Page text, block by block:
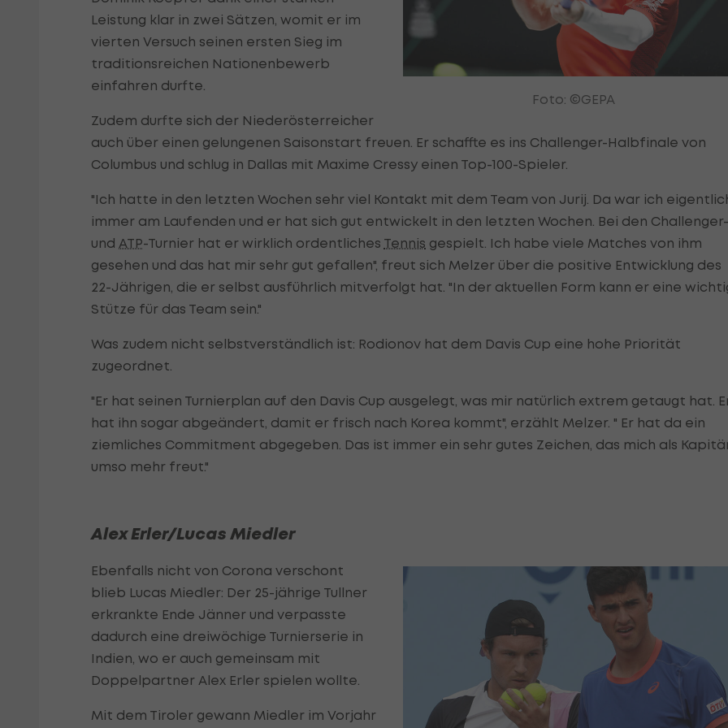
Foto: ©GEPA
Leistung klar in zwei Sätzen, womit er im
vierten Versuch seinen ersten Sieg im
traditionsreichen Nationenbewerb
einfahren durfte.
Zudem durfte sich der Niederösterreicher
auch über einen gelungenen Saisonstart freuen. Er schaffte es ins Challenger-Halbfinale von
Columbus und schlug in Dallas mit Maxime Cressy einen Top-100-Spieler.
"Ich hatte in den letzten Wochen sehr viel Kontakt mit dem Team von Jurij. Da war ich
immer am Laufenden und er hat sich gut entwickelt in den letzten Wochen. Bei den Challenger-
und ATP-Turnier hat er wirklich ordentliches Tennis gespielt. Ich habe viele Matches von ihm
gesehen und das hat mir sehr gut gefallen", freut sich Melzer über die positive Entwicklung des
22-Jährigen, die er selbst ausführlich mitverfolgt hat. "In der aktuellen Form kann er eine
Stütze für das Team sein."
Was zudem nicht selbstverständlich ist: Rodionov hat dem Davis Cup eine hohe Priorität
zugeordnet.
"Er hat seinen Turnierplan auf den Davis Cup ausgelegt, was mir natürlich extrem getaugt hat.
hat ihn sogar abgeändert, damit er frisch nach Korea kommt", erzählt Melzer. " Er hat da ein
ziemliches Commitment abgegeben. Das ist immer ein sehr gutes Zeichen, das mich als
umso mehr freut."
Alex Erler/Lucas Miedler
Ebenfalls nicht von Corona verschont
blieb Lucas Miedler: Der 25-jährige Tullner
erkrankte Ende Jänner und verpasste
dadurch eine dreiwöchige Turnierserie in
Indien, wo er auch gemeinsam mit
Doppelpartner Alex Erler spielen wollte.
Mit dem Tiroler gewann Miedler im Vorjahr